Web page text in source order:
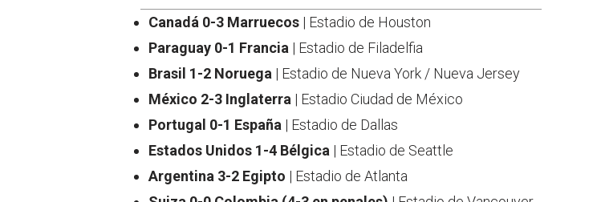
Canadá 0-3 Marruecos | Estadio de Houston
Paraguay 0-1 Francia | Estadio de Filadelfia
Brasil 1-2 Noruega | Estadio de Nueva York / Nueva Jersey
México 2-3 Inglaterra | Estadio Ciudad de México
Portugal 0-1 España | Estadio de Dallas
Estados Unidos 1-4 Bélgica | Estadio de Seattle
Argentina 3-2 Egipto | Estadio de Atlanta